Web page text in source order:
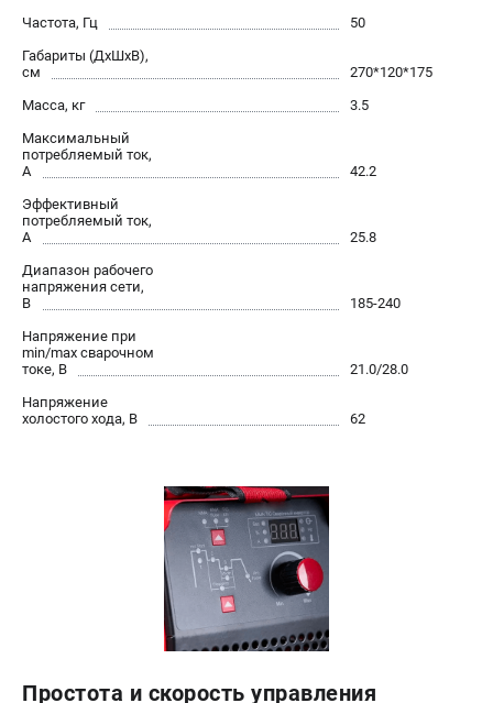
Частота, Гц
50
Габариты (ДхШхВ),
см
270*120*175
Масса, кг
3.5
Максимальный
потребляемый ток,
А
42.2
Эффективный
потребляемый ток,
А
25.8
Диапазон рабочего
напряжения сети,
В
185-240
Напряжение при
min/max сварочном
токе, В
21.0/28.0
Напряжение
холостого хода, В
62
Простота и скорость управления